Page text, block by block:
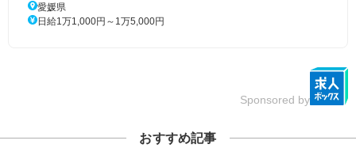
愛媛県
日給1万1,000円～1万5,000円
Sponsored by
おすすめ記事